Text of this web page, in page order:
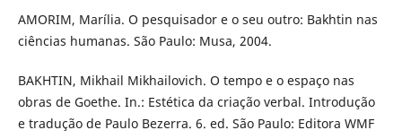
AMORIM, Marília. O pesquisador e o seu outro: Bakhtin nas
ciências humanas. São Paulo: Musa, 2004.
BAKHTIN, Mikhail Mikhailovich. O tempo e o espaço nas
obras de Goethe. In.: Estética da criação verbal. Introdução
e tradução de Paulo Bezerra. 6. ed. São Paulo: Editora WMF